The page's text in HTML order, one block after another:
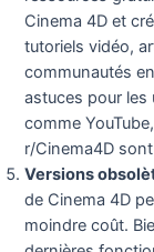
Cinema 4D et
tutoriels vidéo,
communautés
astuces pour les
comme
r/Cinema4D
Versions
de Cinema 4D
moindre coût.